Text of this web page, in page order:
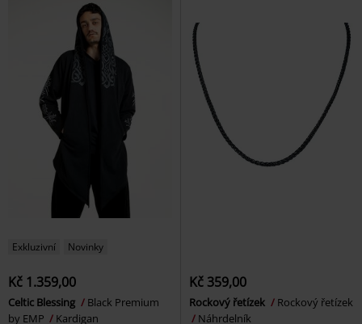
Exkluzivní Novinky
Kč 1.359,00
Celtic Blessing
Black Premium
by EMP
Kardigan
Kč 359,00
Rockový řetízek
Rockový řetízek
Náhrdelník